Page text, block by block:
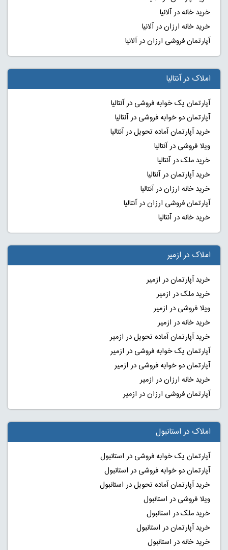
خرید خانه در آلانیا
خرید خانه ارزان در آلانیا
آپارتمان فروشی ارزان در آلانیا
املاک در آنتالیا
آپارتمان یک خوابه فروشی در آنتالیا
آپارتمان دو خوابه فروشی در آنتالیا
خرید آپارتمان آماده تحویل در آنتالیا
ویلا فروشی در آنتالیا
خرید ملک در آنتالیا
خرید آپارتمان در آنتالیا
خرید خانه ارزان در آنتالیا
آپارتمان فروشی ارزان در آنتالیا
خرید خانه در آنتالیا
املاک در ازمیر
خرید آپارتمان در ازمیر
خرید ملک در ازمیر
ویلا فروشی در ازمیر
خرید خانه در ازمیر
خرید آپارتمان آماده تحویل در ازمیر
آپارتمان یک خوابه فروشی در ازمیر
آپارتمان دو خوابه فروشی در ازمیر
خرید خانه ارزان در ازمیر
آپارتمان فروشی ارزان در ازمیر
املاک در استانبول
آپارتمان یک خوابه فروشی در استانبول
آپارتمان دو خوابه فروشی در استانبول
خرید آپارتمان آماده تحویل در استانبول
ویلا فروشی در استانبول
خرید ملک در استانبول
خرید آپارتمان در استانبول
خرید خانه در استانبول